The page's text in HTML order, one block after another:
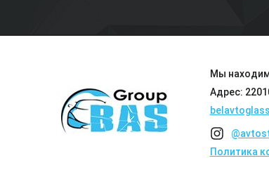
Мы
Адрес:
Политика